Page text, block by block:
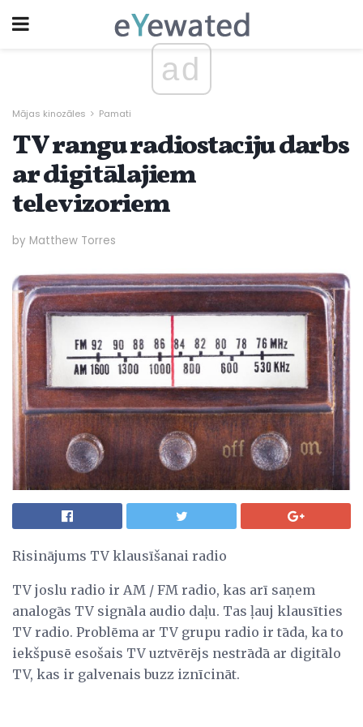
ad
Mājas kinozāles Pamati
TV rangu radiostaciju darbs
ar digitālajiem
televizoriem
by Matthew Torres
Risinājums TV klausīšanai radio
TV joslu radio ir AM / FM radio, kas arī saņem
analogās TV signāla audio daļu. Tas ļauj klausīties
TV radio. Problēma ar TV grupu radio ir tāda, ka to
iekšpusē esošais TV uztvērējs nestrādā ar digitālo
TV, kas ir galvenais buzz iznīcināt.